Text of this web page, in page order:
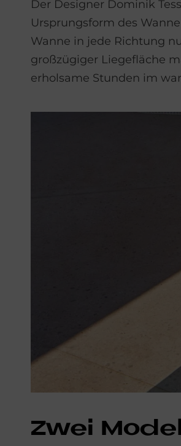
Der Designer Dominik
Ursprungsform des
Wanne in jede Richtung
großzügiger Liegefläche
erholsame Stunden im
Zwei